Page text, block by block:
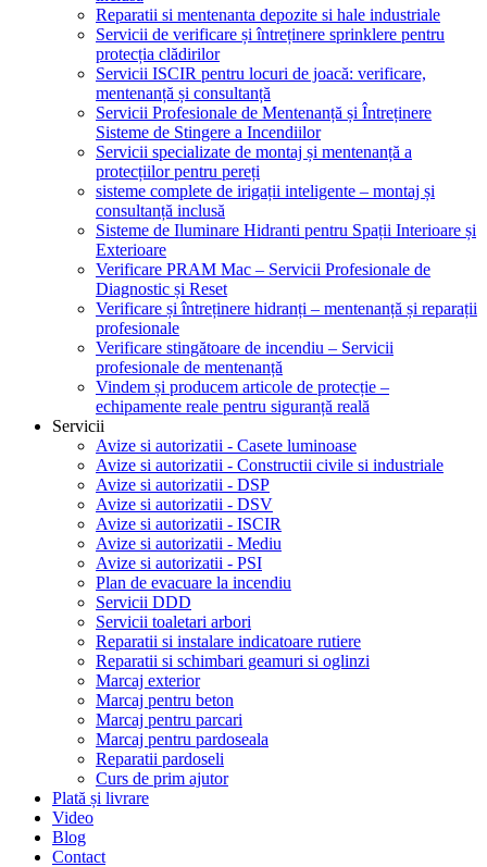
Reparatii si mentenanta depozite si hale industriale
Servicii de verificare și întreținere sprinklere pentru
protecția clădirilor
Servicii ISCIR pentru locuri de joacă: verificare,
mentenanță și consultanță
Servicii Profesionale de Mentenanță și Întreținere
Sisteme de Stingere a Incendiilor
Servicii specializate de montaj și mentenanță a
protecțiilor pentru pereți
sisteme complete de irigații inteligente – montaj și
consultanță inclusă
Sisteme de Iluminare Hidranti pentru Spații Interioare și
Exterioare
Verificare PRAM Mac – Servicii Profesionale de
Diagnostic și Reset
Verificare și întreținere hidranți – mentenanță și reparații
profesionale
Verificare stingătoare de incendiu – Servicii
profesionale de mentenanță
Vindem și producem articole de protecție –
echipamente reale pentru siguranță reală
Servicii
Avize si autorizatii - Casete luminoase
Avize si autorizatii - Constructii civile si industriale
Avize si autorizatii - DSP
Avize si autorizatii - DSV
Avize si autorizatii - ISCIR
Avize si autorizatii - Mediu
Avize si autorizatii - PSI
Plan de evacuare la incendiu
Servicii DDD
Servicii toaletari arbori
Reparatii si instalare indicatoare rutiere
Reparatii si schimbari geamuri si oglinzi
Marcaj exterior
Marcaj pentru beton
Marcaj pentru parcari
Marcaj pentru pardoseala
Reparatii pardoseli
Curs de prim ajutor
Plată și livrare
Video
Blog
Contact